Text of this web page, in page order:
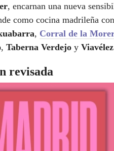
, encarnan una nueva
como cocina madrileña
, Corral de la
, Taberna Verdejo y Viavélez
revisada